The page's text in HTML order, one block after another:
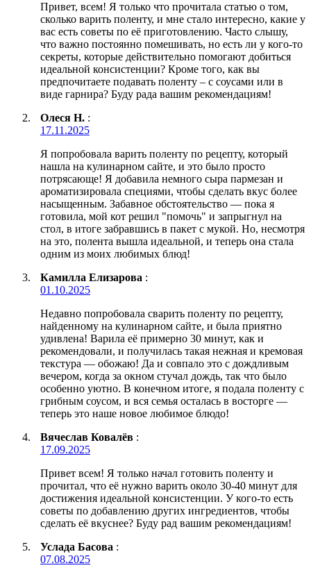
Привет, всем! Я только что прочитала статью о том,
сколько варить поленту, и мне стало интересно, какие у
вас есть советы по её приготовлению. Часто слышу,
что важно постоянно помешивать, но есть ли у кого-то
секреты, которые действительно помогают добиться
идеальной консистенции? Кроме того, как вы
предпочитаете подавать поленту – с соусами или в
виде гарнира? Буду рада вашим рекомендациям!
Олеся Н. :
17.11.2025
Я попробовала варить поленту по рецепту, который
нашла на кулинарном сайте, и это было просто
потрясающе! Я добавила немного сыра пармезан и
ароматизировала специями, чтобы сделать вкус более
насыщенным. Забавное обстоятельство — пока я
готовила, мой кот решил "помочь" и запрыгнул на
стол, в итоге забравшись в пакет с мукой. Но, несмотря
на это, полента вышла идеальной, и теперь она стала
одним из моих любимых блюд!
Камилла Елизарова :
01.10.2025
Недавно попробовала сварить поленту по рецепту,
найденному на кулинарном сайте, и была приятно
удивлена! Варила её примерно 30 минут, как и
рекомендовали, и получилась такая нежная и кремовая
текстура — обожаю! Да и совпало это с дождливым
вечером, когда за окном стучал дождь, так что было
особенно уютно. В конечном итоге, я подала поленту с
грибным соусом, и вся семья осталась в восторге —
теперь это наше новое любимое блюдо!
Вячеслав Ковалёв :
17.09.2025
Привет всем! Я только начал готовить поленту и
прочитал, что её нужно варить около 30-40 минут для
достижения идеальной консистенции. У кого-то есть
советы по добавлению других ингредиентов, чтобы
сделать её вкуснее? Буду рад вашим рекомендациям!
Услада Басова :
07.08.2025